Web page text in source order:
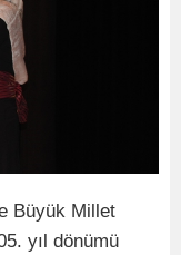
Büyük Millet
yıl dönümü